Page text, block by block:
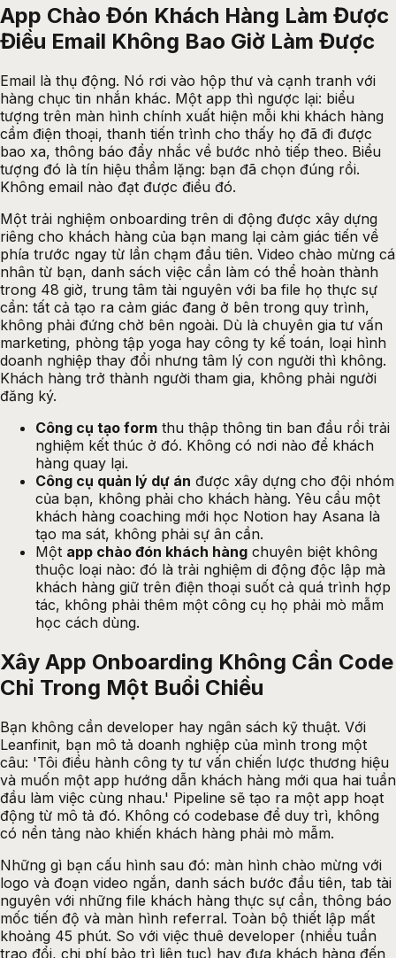
App Chào Đón Khách Hàng Làm Được
Điều Email Không Bao Giờ Làm Được
Email là thụ động. Nó rơi vào hộp thư và cạnh tranh với
hàng chục tin nhắn khác. Một app thì ngược lại: biểu
tượng trên màn hình chính xuất hiện mỗi khi khách hàng
cầm điện thoại, thanh tiến trình cho thấy họ đã đi được
bao xa, thông báo đẩy nhắc về bước nhỏ tiếp theo. Biểu
tượng đó là tín hiệu thầm lặng: bạn đã chọn đúng rồi.
Không email nào đạt được điều đó.
Một trải nghiệm onboarding trên di động được xây dựng
riêng cho khách hàng của bạn mang lại cảm giác tiến về
phía trước ngay từ lần chạm đầu tiên. Video chào mừng cá
nhân từ bạn, danh sách việc cần làm có thể hoàn thành
trong 48 giờ, trung tâm tài nguyên với ba file họ thực sự
cần: tất cả tạo ra cảm giác đang ở bên trong quy trình,
không phải đứng chờ bên ngoài. Dù là chuyên gia tư vấn
marketing, phòng tập yoga hay công ty kế toán, loại hình
doanh nghiệp thay đổi nhưng tâm lý con người thì không.
Khách hàng trở thành người tham gia, không phải người
đăng ký.
Công cụ tạo form thu thập thông tin ban đầu rồi trải
nghiệm kết thúc ở đó. Không có nơi nào để khách
hàng quay lại.
Công cụ quản lý dự án được xây dựng cho đội nhóm
của bạn, không phải cho khách hàng. Yêu cầu một
khách hàng coaching mới học Notion hay Asana là
tạo ma sát, không phải sự ân cần.
Một app chào đón khách hàng chuyên biệt không
thuộc loại nào: đó là trải nghiệm di động độc lập mà
khách hàng giữ trên điện thoại suốt cả quá trình hợp
tác, không phải thêm một công cụ họ phải mò mẫm
học cách dùng.
Xây App Onboarding Không Cần Code
Chỉ Trong Một Buổi Chiều
Bạn không cần developer hay ngân sách kỹ thuật. Với
Leanfinit, bạn mô tả doanh nghiệp của mình trong một
câu: 'Tôi điều hành công ty tư vấn chiến lược thương hiệu
và muốn một app hướng dẫn khách hàng mới qua hai tuần
đầu làm việc cùng nhau.' Pipeline sẽ tạo ra một app hoạt
động từ mô tả đó. Không có codebase để duy trì, không
có nền tảng nào khiến khách hàng phải mò mẫm.
Những gì bạn cấu hình sau đó: màn hình chào mừng với
logo và đoạn video ngắn, danh sách bước đầu tiên, tab tài
nguyên với những file khách hàng thực sự cần, thông báo
mốc tiến độ và màn hình referral. Toàn bộ thiết lập mất
khoảng 45 phút. So với việc thuê developer (nhiều tuần
trao đổi, chi phí bảo trì liên tục) hay đưa khách hàng đến